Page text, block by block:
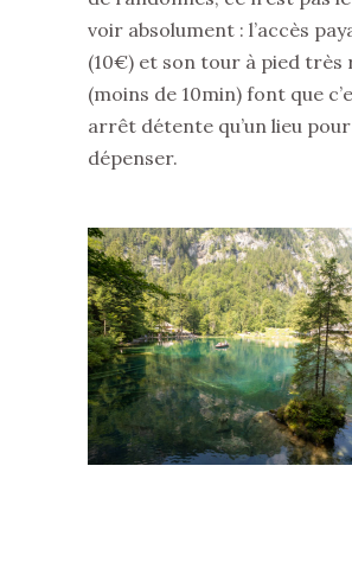
voir absolument : l’accès
(10€) et son tour à pied très
(moins de 10min) font que
arrêt détente qu’un lieu
dépenser.